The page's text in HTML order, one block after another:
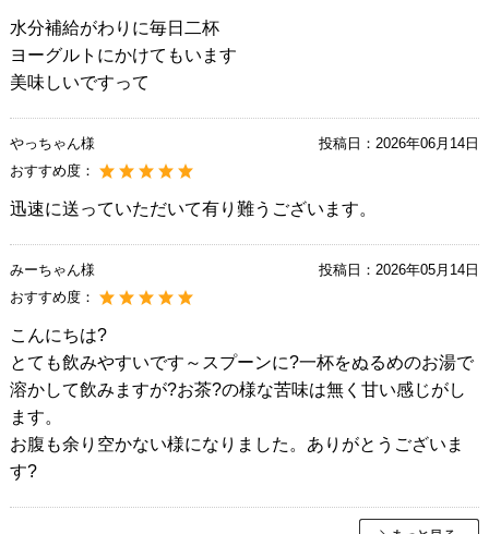
水分補給がわりに毎日二杯
ヨーグルトにかけてもいます
美味しいですって
やっちゃん様 投稿日： 2026年06月14日
おすすめ度：
迅速に送っていただいて有り難うございます。
みーちゃん様 投稿日： 2026年05月14日
おすすめ度：
こんにちは?
とても飲みやすいです～スプーンに?一杯をぬるめのお湯で
溶かして飲みますが?お茶?の様な苦味は無く甘い感じがし
ます。
お腹も余り空かない様になりました。ありがとうございま
す?